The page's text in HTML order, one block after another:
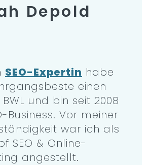
Depold
SEO-Expertin habe
einen
BWL und bin seit 2008
Business. Vor meiner
war ich als
SEO & Online-
angestellt.